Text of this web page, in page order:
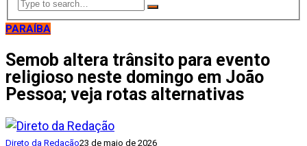
PARAÍBA
Semob altera trânsito para evento
religioso neste domingo em João
Pessoa; veja rotas alternativas
Direto da Redação23 de maio de 2026